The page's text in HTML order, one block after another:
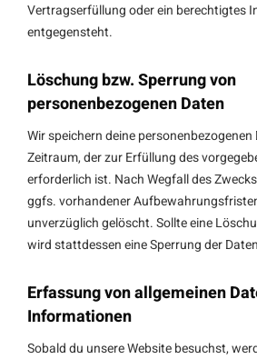
Vertragserfüllung oder ein berechtigtes
entgegensteht.
Löschung bzw. Sperrung von
personenbezogenen Daten
Wir speichern deine
Zeitraum, der zur Erfüllung des
erforderlich ist. Nach Wegfall des
ggfs. vorhandener
unverzüglich gelöscht. Sollte eine
wird stattdessen eine Sperrung der
Erfassung von allgemeinen
Informationen
Sobald du unsere Website besuchst,